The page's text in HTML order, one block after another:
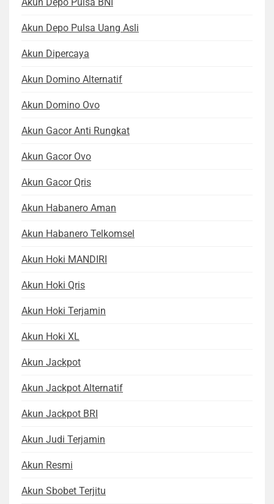
Akun Depo Pulsa Uang Asli
Akun Dipercaya
Akun Domino Alternatif
Akun Domino Ovo
Akun Gacor Anti Rungkat
Akun Gacor Ovo
Akun Gacor Qris
Akun Habanero Aman
Akun Habanero Telkomsel
Akun Hoki MANDIRI
Akun Hoki Qris
Akun Hoki Terjamin
Akun Hoki XL
Akun Jackpot
Akun Jackpot Alternatif
Akun Jackpot BRI
Akun Judi Terjamin
Akun Resmi
Akun Sbobet Terjitu